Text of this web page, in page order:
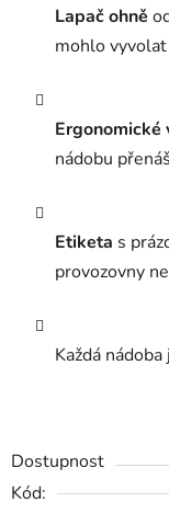
Lapač ohně
mohlo
nádobu
Etiketa s
provozovny
Každá
Dostupnost
Kód: